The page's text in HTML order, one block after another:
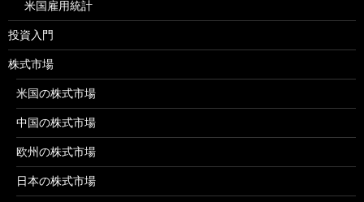
米国雇用統計
投資入門
株式市場
米国の株式市場
中国の株式市場
欧州の株式市場
日本の株式市場